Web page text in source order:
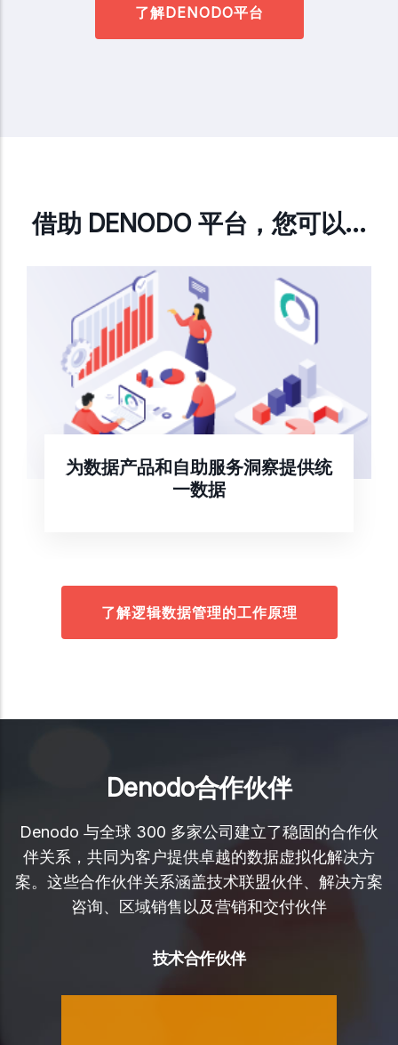
了解DENODO平台
借助 DENODO 平台，您可以…
为数据产品和自助服务洞察提供统
一数据
了解逻辑数据管理的工作原理
Denodo合作伙伴
Denodo 与全球 300 多家公司建立了稳固的合作伙
伴关系，共同为客户提供卓越的数据虚拟化解决方
案。这些合作伙伴关系涵盖技术联盟伙伴、解决方案
咨询、区域销售以及营销和交付伙伴
技术合作伙伴